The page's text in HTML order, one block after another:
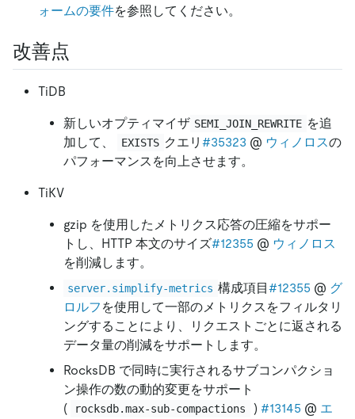
ォームの要件を参照してください。
改善点
TiDB
新しいオプティマイザ SEMI_JOIN_REWRITE を追
加して、
EXISTS クエリ #35323 @ ウィノロスの
パフォーマンスを向上させます。
TiKV
gzip を使用したメトリクス応答の圧縮をサポー
トし、HTTP 本文のサイズ#12355 @ ウィノロス
を削減します。
server.simplify-metrics 構成項目 #12355 @ グ
ロルフ を使用して一部のメトリクスをフィルタリ
ングすることにより、リクエストごとに返される
データ量の削減をサポートします。
RocksDB で同時に実行されるサブコンパクショ
ン操作の数の動的変更をサポート
(
rocksdb.max-sub-compactions ) #13145 @ エ